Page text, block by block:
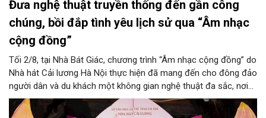
Đưa nghệ thuật truyền thống đến gần công
chúng, bồi đắp tình yêu lịch sử qua “Âm nhạc
cộng đồng”
Tối 2/8, tại Nhà Bát Giác, chương trình “Âm nhạc cộng đồng” do
Nhà hát Cải lương Hà Nội thực hiện đã mang đến cho đông đảo
người dân và du khách một không gian nghệ thuật đa sắc, nơi
những làn điệu cải lương, ca cổ, tân cổ và các tiết mục múa
hòa quyện trong không gian của phố đi bộ hồ Hoàn Kiếm. Đặc